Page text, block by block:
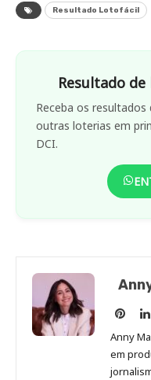
Resultado Lotofácil
Resultado
Receba os
outras loterias em
DCI.
Anny
no
Anny
em